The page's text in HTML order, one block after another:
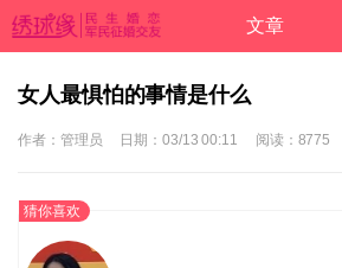
文章
女人最惧怕的事情是什么
作者：管理员 日期：03/13 00:11 阅读：8775
猜你喜欢